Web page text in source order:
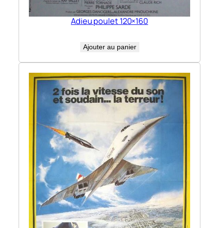
Adieu poulet 120×160
Ajouter au panier